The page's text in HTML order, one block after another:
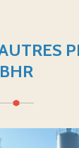
BHR